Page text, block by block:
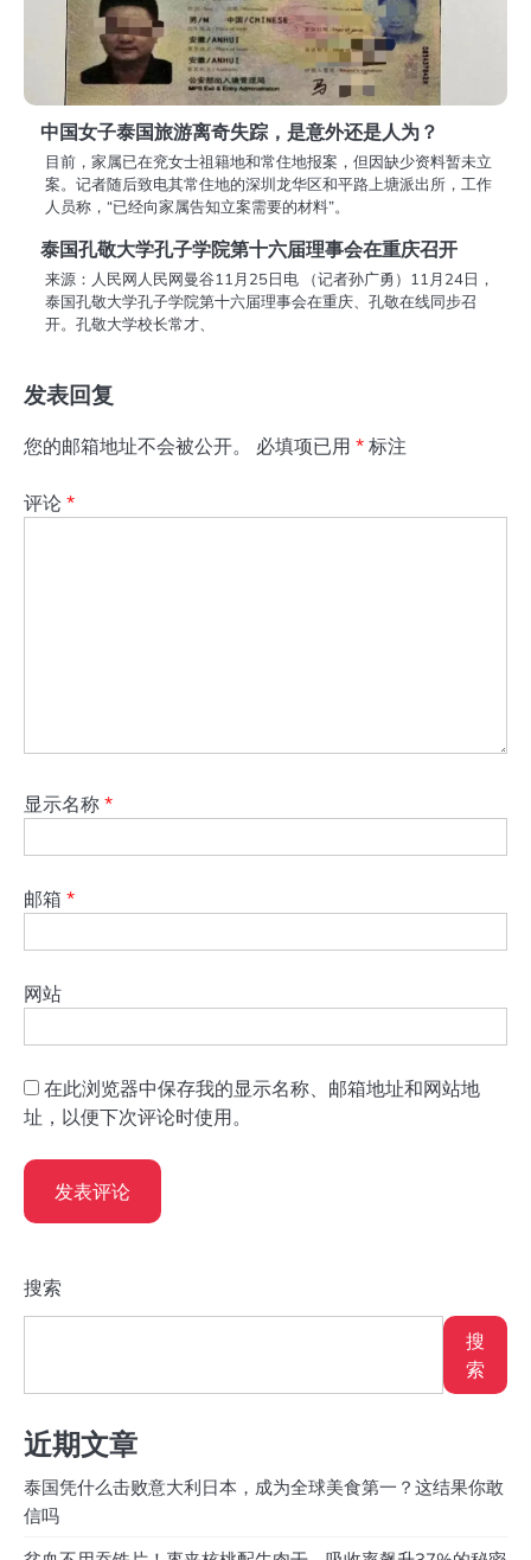
中国女子泰国旅游离奇失踪，是意外还是人为？
目前，家属已在兖女士祖籍地和常住地报案，但因缺少资料暂未立
案。记者随后致电其常住地的深圳龙华区和平路上塘派出所，工作
人员称，“已经向家属告知立案需要的材料”。
泰国孔敬大学孔子学院第十六届理事会在重庆召开
来源：人民网人民网曼谷11月25日电 （记者孙广勇）11月24日，
泰国孔敬大学孔子学院第十六届理事会在重庆、孔敬在线同步召
开。孔敬大学校长常才、
发表回复
您的邮箱地址不会被公开。 必填项已用 * 标注
评论 *
显示名称 *
邮箱 *
网站
在此浏览器中保存我的显示名称、邮箱地址和网站地
址，以便下次评论时使用。
搜索
搜
索
近期文章
泰国凭什么击败意大利日本，成为全球美食第一？这结果你敢
信吗